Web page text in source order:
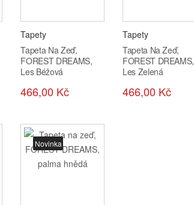
Tapety
Tapeta Na Zeď,
FOREST DREAMS,
Les Béžová
466,00 Kč
Tapety
Tapeta Na Zeď,
FOREST DREAMS,
Les Zelená
466,00 Kč
Novinka